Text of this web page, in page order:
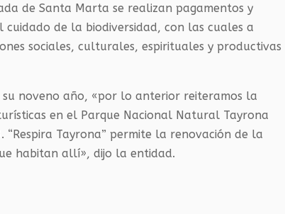
de Santa Marta se realizan pagamentos y
de la biodiversidad, con las cuales a
sociales, culturales, espirituales y productivas
noveno año, «por lo anterior reiteramos la
en el Parque Nacional Natural Tayrona
Tayrona” permite la renovación de la
habitan allí», dijo la entidad.